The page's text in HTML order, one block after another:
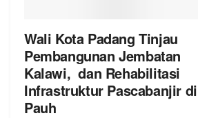
Wali Kota Padang Tinjau
Pembangunan Jembatan
Kalawi, dan Rehabilitasi
Infrastruktur Pascabanjir di
Pauh